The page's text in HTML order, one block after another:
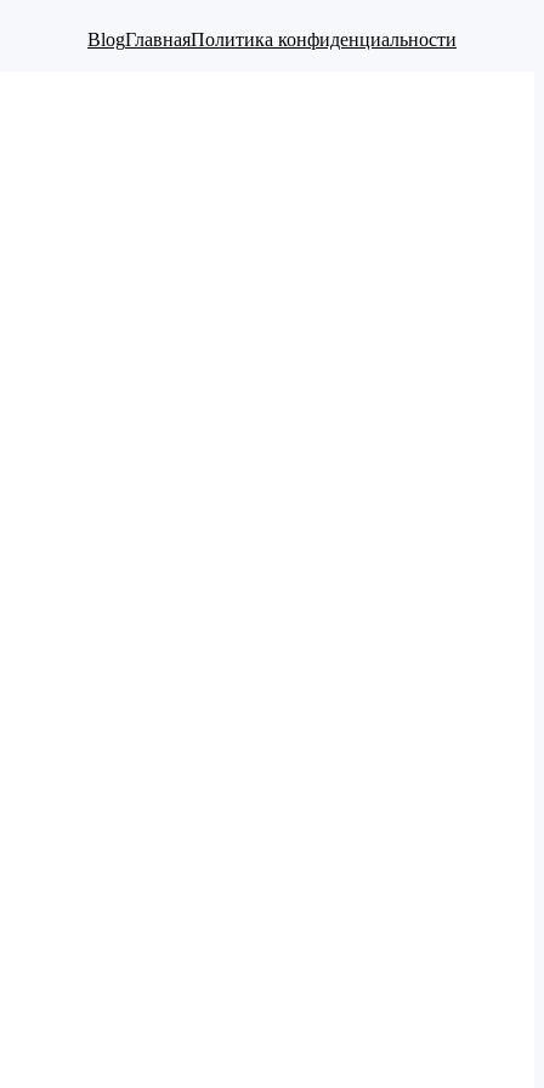
BlogГлавнаяПолитика конфиденциальности